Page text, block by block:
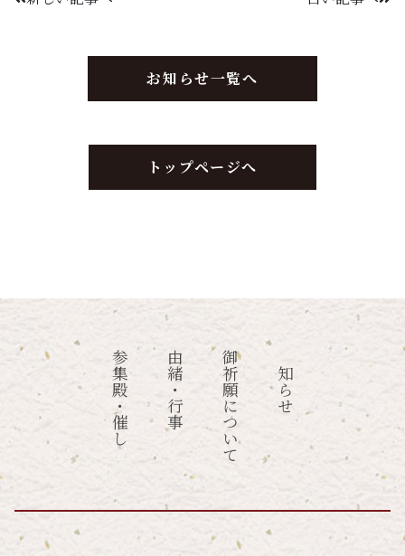
お知らせ一覧へ
トップページへ
お知らせ
御祈願について
由緒・行事
参集殿・催し